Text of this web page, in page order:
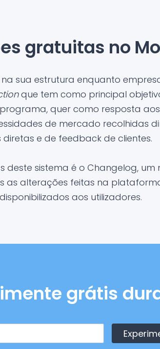
gratuitas no
sua estrutura enquanto
que tem como principal
quer como resposta
de mercado recolhidas
diretas e de feedback de clientes.
deste sistema é o Changelog,
as alterações feitas na
aos utilizadores.
grátis